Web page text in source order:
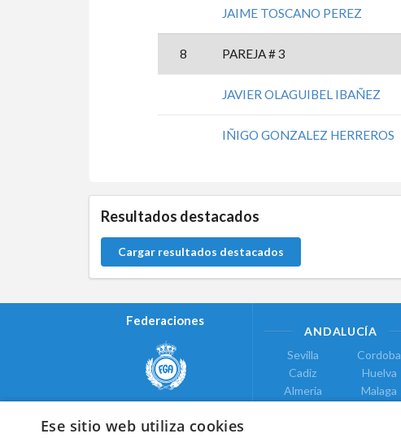
JAIME TOSCANO PEREZ
8 PAREJA # 3
JAVIER OLAGUIBEL IBAÑEZ
IÑIGO GONZALEZ HERREROS
Resultados destacados
Cargar resultados destacados
Federaciones
Real Federación Andaluza de
Golf
ANDALUCÍA
Sevilla
Cadiz
Almeria
Cordoba
Huelva
Malaga
Ese sitio web utiliza cookies